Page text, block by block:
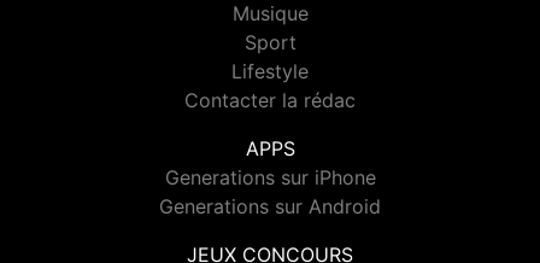
Musique
Sport
Lifestyle
Contacter la rédac
APPS
Generations sur iPhone
Generations sur Android
JEUX CONCOURS